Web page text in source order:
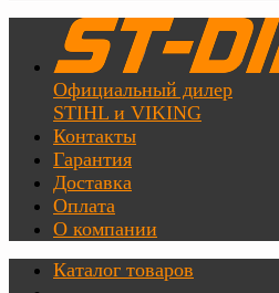
Официальный дилер
STIHL и VIKING
Контакты
Гарантия
Доставка
Оплата
О компании
Каталог товаров